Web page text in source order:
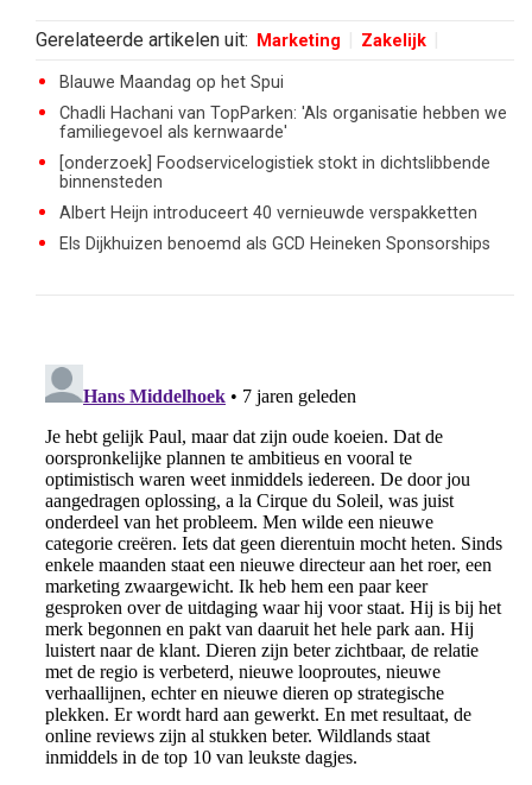
Gerelateerde artikelen uit: Marketing Zakelijk
Blauwe Maandag op het Spui
Chadli Hachani van TopParken: 'Als organisatie hebben we
familiegevoel als kernwaarde'
[onderzoek] Foodservicelogistiek stokt in dichtslibbende
binnensteden
Albert Heijn introduceert 40 vernieuwde verspakketten
Els Dijkhuizen benoemd als GCD Heineken Sponsorships